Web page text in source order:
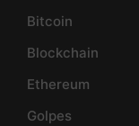
Bitcoin
Blockchain
Ethereum
Golpes